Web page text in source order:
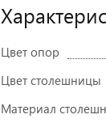
Цвет опор
Цвет столешницы
Материал